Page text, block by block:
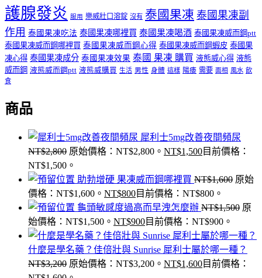
護腺發炎
服用 樂威壯口溶錠 沒有 泰國果凍 泰國果凍副
作用 泰國果凍吃法 泰國果凍哪裡買 泰國果凍喝酒 泰國果凍威而鋼ptt
泰國果凍威而鋼哪裡買 泰國果凍威而鋼心得 泰國果凍威而鋼蝦皮 泰國果
凍心得 泰國果凍成分 泰國果凍效果 泰國 果凍 購買 液態威心得 液態
威而鋼 液態威而鋼ptt 液態威購買 生活 男性 身體 這樣 陽痿 需要 面相 風水 飲
食
商品
犀利士5mg改善夜間頻尿
NT$2,800 原始價格：NT$2,800。 NT$1,500目前價格：
NT$1,500。
助勃增硬 果凍威而鋼哪裡買 NT$1,600 原始
價格：NT$1,600。 NT$800目前價格：NT$800。
龜頭敏感度過高而早洩怎麼辦 NT$1,500 原
始價格：NT$1,500。 NT$900目前價格：NT$900。
什麼是學名藥？佳倍壯與 Sunrise 犀利士屬於哪一種？
NT$3,200 原始價格：NT$3,200。 NT$1,600目前價格：